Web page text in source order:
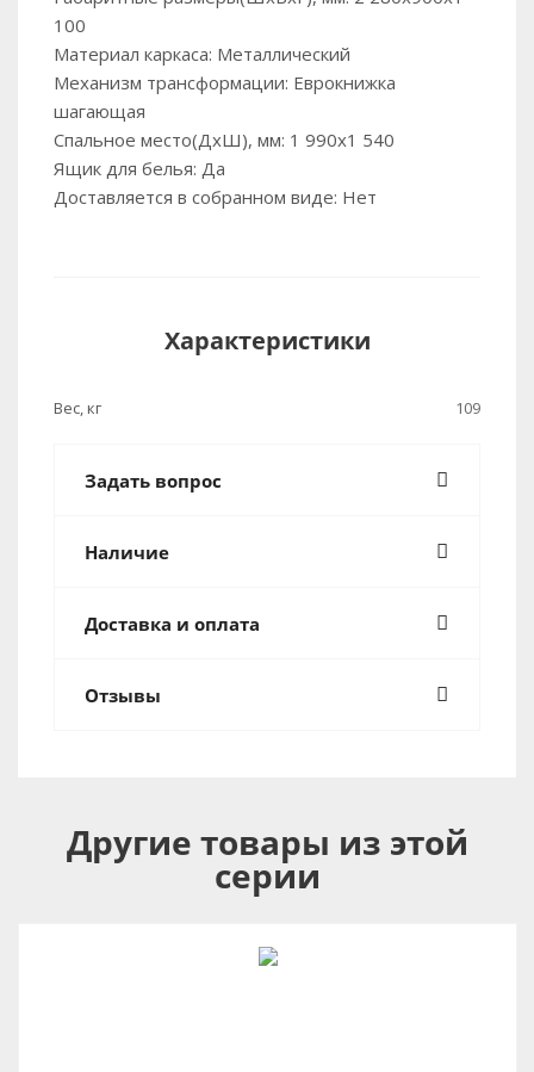
100
Материал каркаса: Металлический
Механизм трансформации: Еврокнижка
шагающая
Спальное место(ДхШ), мм: 1 990х1 540
Ящик для белья: Да
Доставляется в собранном виде: Нет
Характеристики
Вес, кг 109
Задать вопрос
Наличие
Доставка и оплата
Отзывы
Другие товары из этой
серии